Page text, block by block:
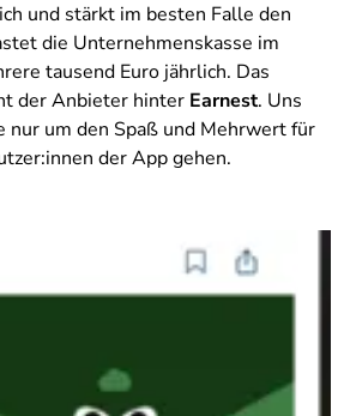
und stärkt im besten Falle den
die Unternehmenskasse im
tausend Euro jährlich. Das
der Anbieter hinter Earnest. Uns
nur um den Spaß und Mehrwert für
der App gehen.